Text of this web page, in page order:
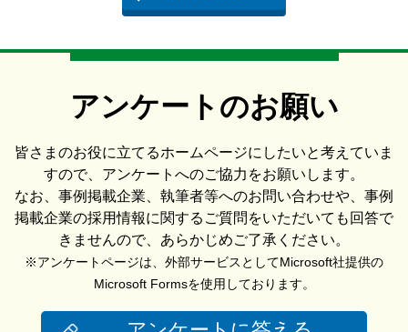
アンケートのお願い
皆さまのお役に立てるホームページにしたいと考えていま
すので、アンケートへのご協力をお願いします。
なお、事例掲載企業、執筆者等へのお問い合わせや、事例
掲載企業の採用情報に関するご質問をいただいても回答で
きませんので、あらかじめご了承ください。
※アンケートページは、外部サービスとしてMicrosoft社提供の
Microsoft Formsを使用しております。